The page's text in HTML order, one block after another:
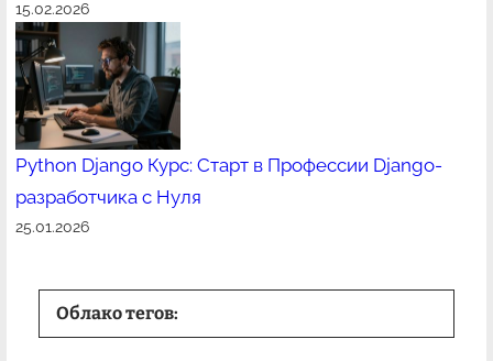
15.02.2026
Python Django Курс: Старт в Профессии Django-
разработчика с Нуля
25.01.2026
Облако тегов: